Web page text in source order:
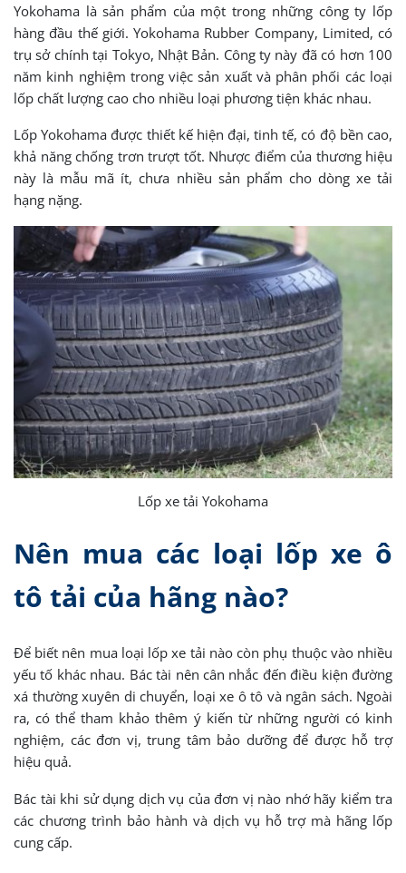
Yokohama là sản phẩm của một trong những công ty lốp
hàng đầu thế giới. Yokohama Rubber Company, Limited, có
trụ sở chính tại Tokyo, Nhật Bản. Công ty này đã có hơn 100
năm kinh nghiệm trong việc sản xuất và phân phối các loại
lốp chất lượng cao cho nhiều loại phương tiện khác nhau.
Lốp Yokohama được thiết kế hiện đại, tinh tế, có độ bền cao,
khả năng chống trơn trượt tốt. Nhược điểm của thương hiệu
này là mẫu mã ít, chưa nhiều sản phẩm cho dòng xe tải
hạng nặng.
Lốp xe tải Yokohama
Nên mua các loại lốp xe ô
tô tải của hãng nào?
Để biết nên mua loại lốp xe tải nào còn phụ thuộc vào nhiều
yếu tố khác nhau. Bác tài nên cân nhắc đến điều kiện đường
xá thường xuyên di chuyển, loại xe ô tô và ngân sách. Ngoài
ra, có thể tham khảo thêm ý kiến từ những người có kinh
nghiệm, các đơn vị, trung tâm bảo dưỡng để được hỗ trợ
hiệu quả.
Bác tài khi sử dụng dịch vụ của đơn vị nào nhớ hãy kiểm tra
các chương trình bảo hành và dịch vụ hỗ trợ mà hãng lốp
cung cấp.